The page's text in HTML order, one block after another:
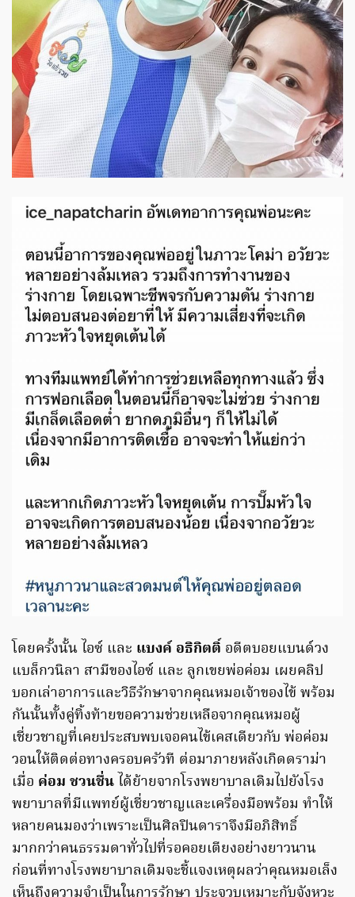
โดยครั้งนั้น ไอซ์ และ แบงค์ อธิกิตติ์ อดีตบอยแบนด์วง
แบล็กวนิลา สามีของไอซ์ และ ลูกเขยพ่อค่อม เผยคลิป
บอกเล่าอาการและวิธีรักษาจากคุณหมอเจ้าของไข้ พร้อม
กันนั้นทั้งคู่ทิ้งท้ายขอความช่วยเหลือจากคุณหมอผู้
เชี่ยวชาญที่เคยประสบพบเจอคนไข้เคสเดียวกับ พ่อค่อม
วอนให้ติดต่อทางครอบครัวที ต่อมาภายหลังเกิดดราม่า
เมื่อ ค่อม ชวนชื่น ได้ย้ายจากโรงพยาบาลเดิมไปยังโรง
พยาบาลที่มีแพทย์ผู้เชี่ยวชาญและเครื่องมือพร้อม ทำให้
หลายคนมองว่าเพราะเป็นศิลปินดาราจึงมีอภิสิทธิ์
มากกว่าคนธรรมดาทั่วไปที่รอคอยเตียงอย่างยาวนาน
ก่อนที่ทางโรงพยาบาลเดิมจะชี้แจงเหตุผลว่าคุณหมอเล็ง